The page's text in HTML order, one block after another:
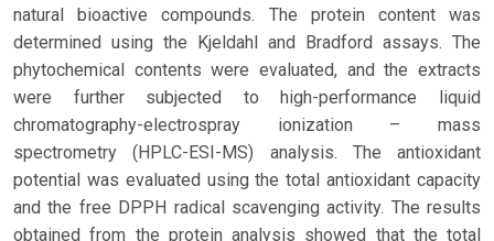
natural bioactive compounds. The protein content was
determined using the Kjeldahl and Bradford assays. The
phytochemical contents were evaluated, and the extracts
were further subjected to high-performance liquid
chromatography-electrospray ionization – mass
spectrometry (HPLC-ESI-MS) analysis. The antioxidant
potential was evaluated using the total antioxidant capacity
and the free DPPH radical scavenging activity. The results
obtained from the protein analysis showed that the total